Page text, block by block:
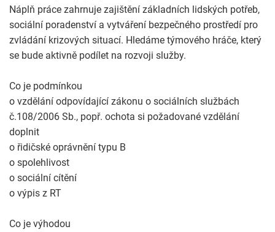
Náplň práce zahrnuje zajištění základních lidských potřeb,
sociální poradenství a vytváření bezpečného prostředí pro
zvládání krizových situací. Hledáme týmového hráče, který
se bude aktivně podílet na rozvoji služby.
Co je podmínkou
o vzdělání odpovídající zákonu o sociálních službách
č.108/2006 Sb., popř. ochota si požadované vzdělání
doplnit
o řidičské oprávnění typu B
o spolehlivost
o sociální cítění
o výpis z RT
Co je výhodou